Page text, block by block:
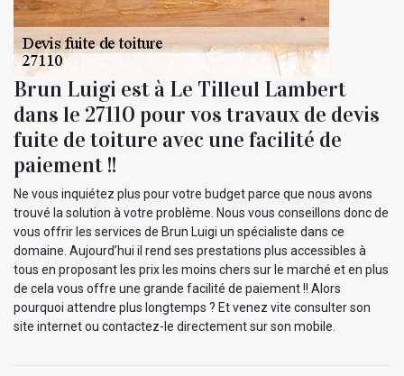
Brun Luigi est à Le Tilleul Lambert
dans le 27110 pour vos travaux de devis
fuite de toiture avec une facilité de
paiement !!
Ne vous inquiétez plus pour votre budget parce que nous avons
trouvé la solution à votre problème. Nous vous conseillons donc de
vous offrir les services de Brun Luigi un spécialiste dans ce
domaine. Aujourd’hui il rend ses prestations plus accessibles à
tous en proposant les prix les moins chers sur le marché et en plus
de cela vous offre une grande facilité de paiement !! Alors
pourquoi attendre plus longtemps ? Et venez vite consulter son
site internet ou contactez-le directement sur son mobile.